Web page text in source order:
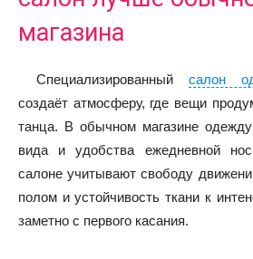
магазина
Специализированный салон
создаёт атмосферу, где вещи
танца. В обычном магазине
вида и удобства ежедневной
салоне учитывают свободу
полом и устойчивость ткани к
заметно с первого касания.